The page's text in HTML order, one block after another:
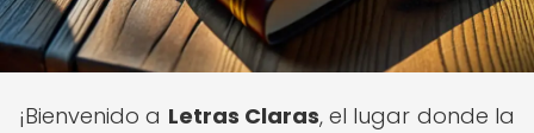
¡Bienvenido a Letras Claras, el lugar donde la